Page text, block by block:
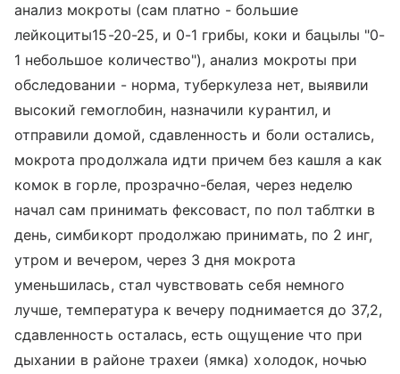
анализ мокроты (сам платно - большие
лейкоциты15-20-25, и 0-1 грибы, коки и бацылы "0-
1 небольшое количество"), анализ мокроты при
обследовании - норма, туберкулеза нет, выявили
высокий гемоглобин, назначили курантил, и
отправили домой, сдавленность и боли остались,
мокрота продолжала идти причем без кашля а как
комок в горле, прозрачно-белая, через неделю
начал сам принимать фексоваст, по пол таблтки в
день, симбикорт продолжаю принимать, по 2 инг,
утром и вечером, через 3 дня мокрота
уменьшилась, стал чувствовать себя немного
лучше, температура к вечеру поднимается до 37,2,
сдавленность осталась, есть ощущение что при
дыхании в районе трахеи (ямка) холодок, ночью